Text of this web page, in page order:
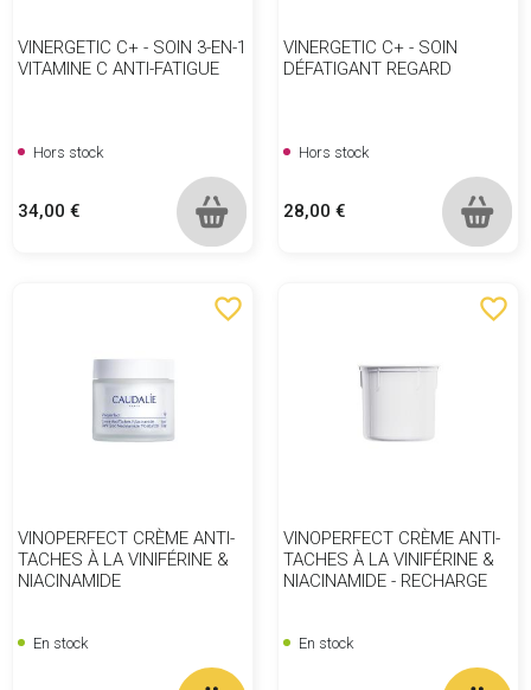
VINERGETIC C+ - SOIN 3-EN-1
VITAMINE C ANTI-FATIGUE
Hors stock
Prix
34,00 €
VINERGETIC C+ - SOIN
DÉFATIGANT REGARD
Hors stock
Prix
28,00 €
favorite_border
VINOPERFECT CRÈME ANTI-
TACHES À LA VINIFÉRINE &
NIACINAMIDE
En stock
favorite_border
VINOPERFECT CRÈME ANTI-
TACHES À LA VINIFÉRINE &
NIACINAMIDE - RECHARGE
En stock